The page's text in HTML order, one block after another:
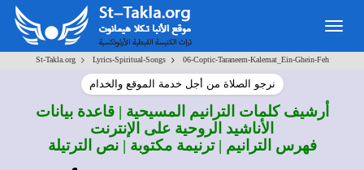
St-Takla.org> Lyrics-Spiritual-Songs> 06-Coptic-Taraneem-Kalemat_Ein-Ghein-Feh
نرجو الصلاة من أجل خدمة الموقع والخدام
أرشيف كلمات الترانيم المسيحية | قاعدة بيانات
الأناشيد الروحية على الإنترنت
فهرس الترانيم | ترنيمة مكتوبة | نص الترتيلة